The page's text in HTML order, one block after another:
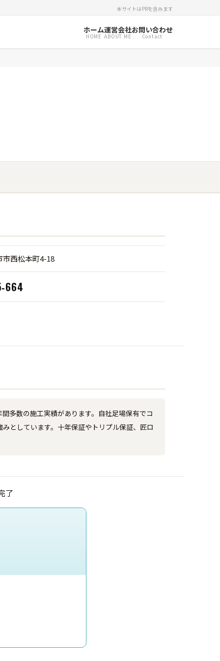
本サイトはPRを含みます
ホーム
HOME
運営会社
ABOUT ME
お問い合わせ
Contact
市西松本町4-18
多数の施工実績があります。自社足場保有でコ
としています。十年保証やトリプル保証、匠ロ